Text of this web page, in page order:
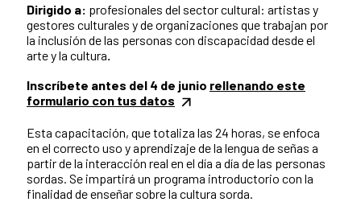
Dirigido a: profesionales del sector cultural: artistas y
gestores culturales y de organizaciones que trabajan por
la inclusión de las personas con discapacidad desde el
arte y la cultura
Inscríbete antes del 4 de junio rellenando este
formulario con tus datos
Esta capacitación, que totaliza las 24 horas, se enfoca
en el correcto uso y aprendizaje de la lengua de señas a
partir de la interacción real en el día a día de las personas
sordas. Se impartirá un programa introductorio con la
finalidad de enseñar sobre la cultura sorda.